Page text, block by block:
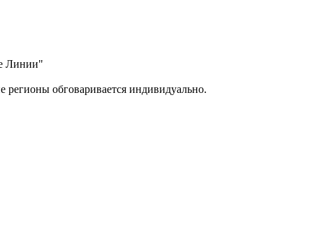
Линии"
регионы обговаривается индивидуально.